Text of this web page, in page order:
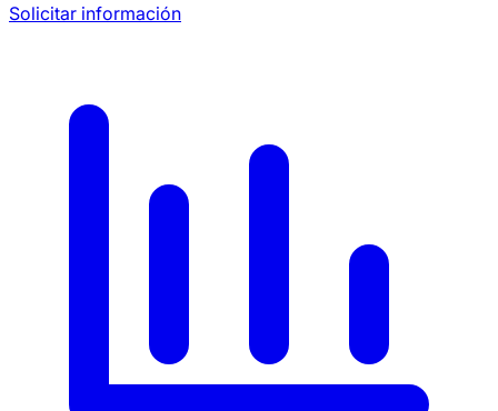
Solicitar información